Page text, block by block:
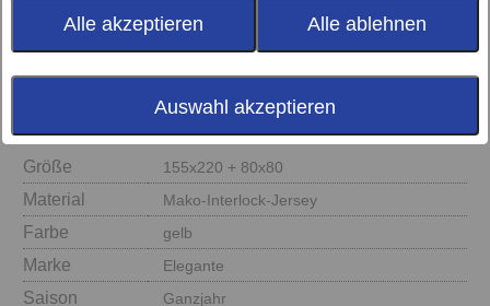
Alle akzeptieren Alle ablehnen
Auswahl akzeptieren
Größe 155x220 + 80x80
Material Mako-Interlock-Jersey
Farbe gelb
Marke Elegante
Saison Ganzjahr